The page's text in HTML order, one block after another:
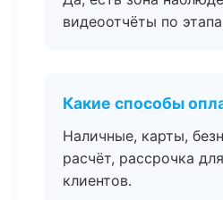
видеоотчёты по
Какие способы
Наличные, карты,
расчёт, рассрочка
клиентов.